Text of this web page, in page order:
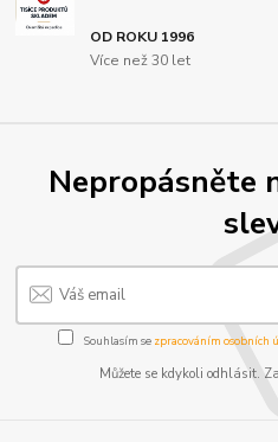
OD ROKU 1996
Více než 30 let
Nepropásněte
Souhlasím se zpracováním osobních
Můžete se kdykoli odhlásit.